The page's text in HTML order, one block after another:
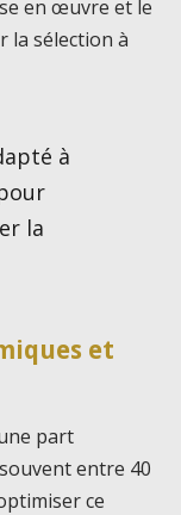
en œuvre et le
la sélection à
à
la
et
part
entre 40
ce